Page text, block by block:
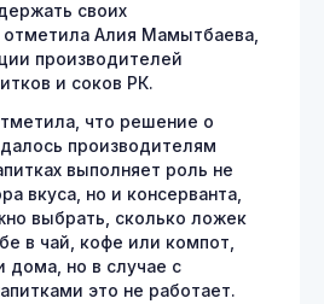
своих
Алия Мамытбаева,
производителей
и соков РК.
что решение о
производителям
выполняет роль не
вкуса, но и консерванта,
выбрать, сколько ложек
в чай, кофе или компот,
дома, но в случае с
это не работает.